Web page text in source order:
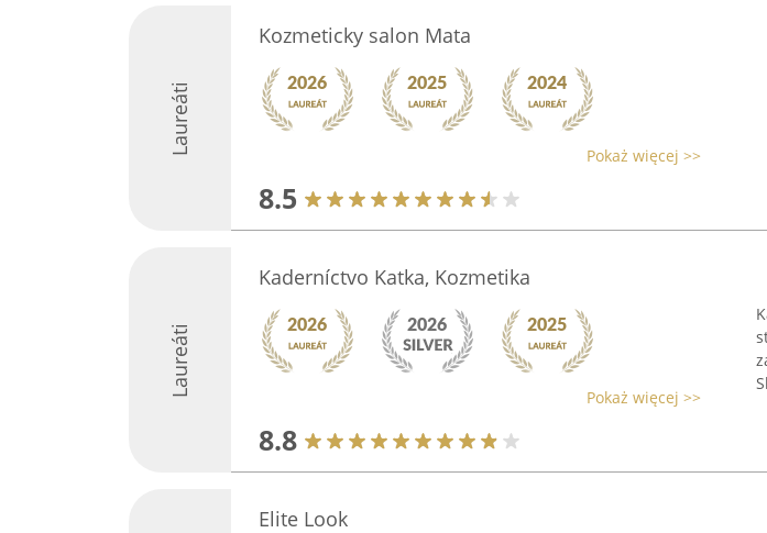
Laureáti
Kozmeticky salon Mata
Pokaż więcej >>
8.5
Laureáti
Kaderníctvo Katka, Kozmetika
Pokaż więcej >>
8.8
Elite Look